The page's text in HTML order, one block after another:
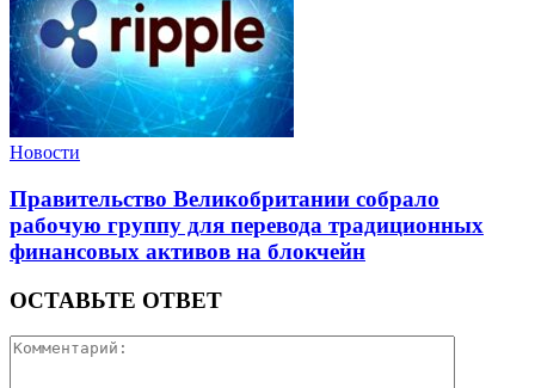
Новости
Правительство Великобритании собрало
рабочую группу для перевода традиционных
финансовых активов на блокчейн
ОСТАВЬТЕ ОТВЕТ